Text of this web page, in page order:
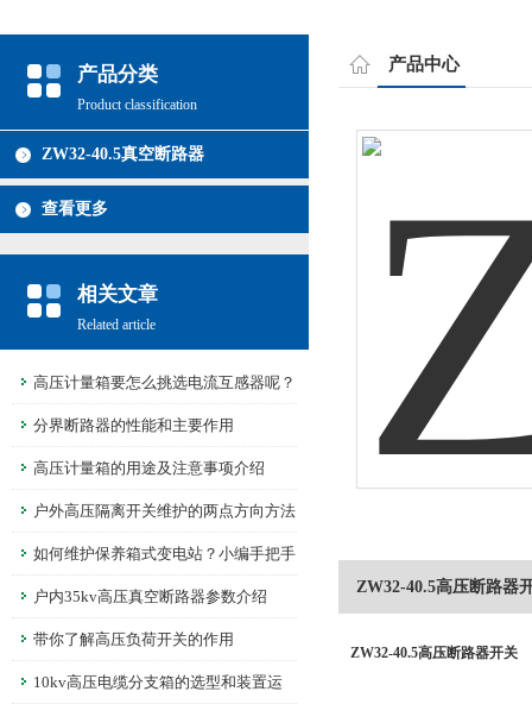
产品分类
Product classification
ZW32-40.5真空断路器
查看更多
相关文章
Related article
高压计量箱要怎么挑选电流互感器呢？
分界断路器的性能和主要作用
高压计量箱的用途及注意事项介绍
户外高压隔离开关维护的两点方向方法
如何维护保养箱式变电站？小编手把手
教你！
户内35kv高压真空断路器参数介绍
带你了解高压负荷开关的作用
10kv高压电缆分支箱的选型和装置运
产品中心
ZW32-40.5高压断路器
ZW32-40.5高压断路器开关